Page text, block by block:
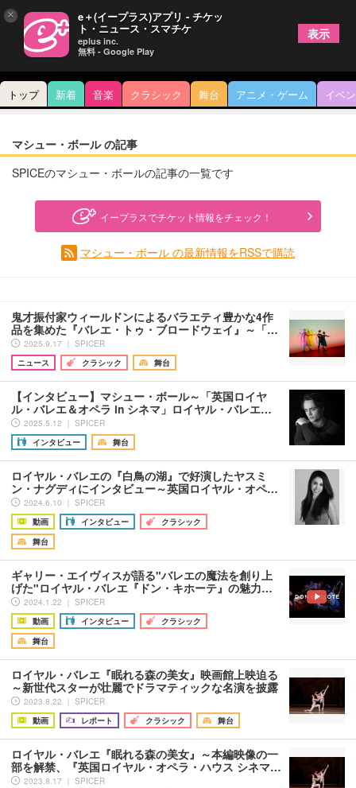
トップ 新着 音楽 クラシック 舞台 アニメ・ゲーム イベ
マシュー・ボール の記事
SPICEのマシュー・ボールの記事の一覧です
イープラスでチケット情報をチェック！
マシュー・ボール の最新情報をRSSで購読
鬼才振付家ウィールドンによるバラエティ豊かな4作
品を集めた『バレエ・トゥ・ブロードウェイ』～「…
2025.9.17 ｜ SPICER
ニュース
クラシック 舞台
【インタビュー】マシュー・ボール～「英国ロイヤ
ル・バレエ＆オペラ in シネマ」ロイヤル・バレエ…
2025.5.12 ｜ SPICER
インタビュー
舞台
ロイヤル・バレエの『白鳥の湖』で好演したヤスミ
ン・ナグディにインタビュー～英国ロイヤル・オペ…
2024.6.10 ｜ SPICER
動画
インタビュー
クラシック
舞台
ギャリー・エイヴィスが語る"バレエの魔法を創り上
げた"ロイヤル・バレエ『ドン・キホーテ』の魅力…
2024.1.22 ｜ SPICER
動画
インタビュー
クラシック
舞台
ロイヤル・バレエ『眠れる森の美女』映画館上映迫る
～新世代スターが壮麗でドラマティックな名演を披露
2023.8.22 ｜ SPICER
動画
レポート クラシック 舞台
ロイヤル・バレエ『眠れる森の美女』～本編映像の一
部を解禁、『英国ロイヤル・オペラ・ハウス シネマ…
2023.8.17 ｜ SPICER
× e＋(イープラス)アプリ - チケッ
ト・ニュース・スマチケ
eplus inc.
無料 - Google Play
表示